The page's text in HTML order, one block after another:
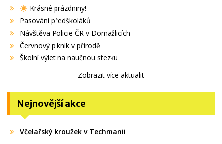
Krásné prázdniny!
Pasování předškoláků
Návštěva Policie ČR v Domažlicích
Červnový piknik v přírodě
Školní výlet na naučnou stezku
Zobrazit více aktualit
Nejnovější akce
Včelařský kroužek v Techmanii